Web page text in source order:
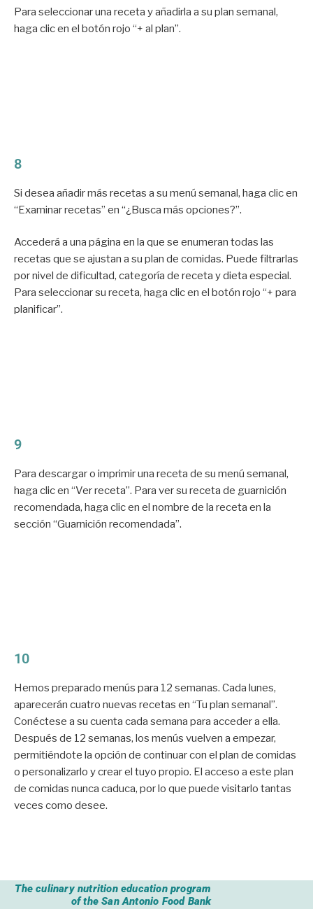
Para seleccionar una receta y añadirla a su plan semanal,
haga clic en el botón rojo “+ al plan”.
8
Si desea añadir más recetas a su menú semanal, haga clic en
“Examinar recetas” en “¿Busca más opciones?”.
Accederá a una página en la que se enumeran todas las
recetas que se ajustan a su plan de comidas. Puede filtrarlas
por nivel de dificultad, categoría de receta y dieta especial.
Para seleccionar su receta, haga clic en el botón rojo “+ para
planificar”.
9
Para descargar o imprimir una receta de su menú semanal,
haga clic en “Ver receta”. Para ver su receta de guarnición
recomendada, haga clic en el nombre de la receta en la
sección “Guarnición recomendada”.
10
Hemos preparado menús para 12 semanas. Cada lunes,
aparecerán cuatro nuevas recetas en “Tu plan semanal”.
Conéctese a su cuenta cada semana para acceder a ella.
Después de 12 semanas, los menús vuelven a empezar,
permitiéndote la opción de continuar con el plan de comidas
o personalizarlo y crear el tuyo propio. El acceso a este plan
de comidas nunca caduca, por lo que puede visitarlo tantas
veces como desee.
The culinary nutrition education program
of the San Antonio Food Bank